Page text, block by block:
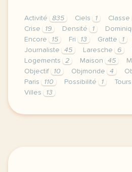
Activité 835 Ciels 1 Classe
Crise
19 Densité 1
Encore
15 Fri 13 Gratte 1
Journaliste
45 Laresche 6
Logements
2 Maison 45
Objectif
10 Objmonde 4
Paris
110 Possibilité 1 Tours
Villes
13
le respect de votre vie